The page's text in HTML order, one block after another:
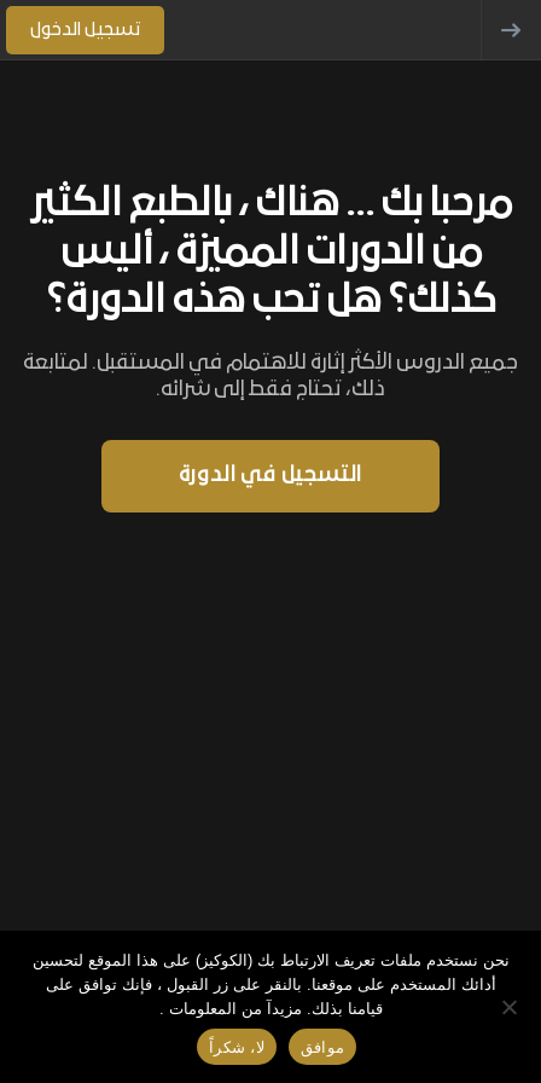
تسجيل الدخول
مرحبا بك ... هناك ، بالطبع الكثير
من الدورات المميزة ، أليس
كذلك؟ هل تحب هذه الدورة؟
جميع الدروس الأكثر إثارة للاهتمام في المستقبل. لمتابعة
ذلك، تحتاج فقط إلى شرائه.
التسجيل في الدورة
نحن نستخدم ملفات تعريف الارتباط بك (الكوكيز) على هذا الموقع لتحسين
أدائك المستخدم على موقعنا. بالنقر على زر القبول ، فإنك توافق على
قيامنا بذلك. مزيدآ من المعلومات .
موافق لا، شكراً